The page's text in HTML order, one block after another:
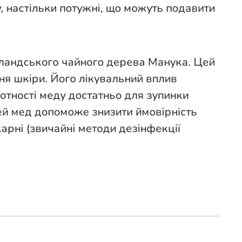
настільки потужні, що можуть подавити
чайного дерева Манука. Цей
шкіри. Його лікувальний вплив
меду достатньо для зупинки
мед допоможе знизити ймовірність
(звичайні методи дезінфекції